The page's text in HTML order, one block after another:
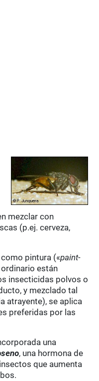
mezclar con
(p.ej. cerveza,
como pintura («paint-
están
insecticidas polvos o
y mezclado tal
atrayente), se aplica
preferidas por las
una
, una hormona de
que aumenta